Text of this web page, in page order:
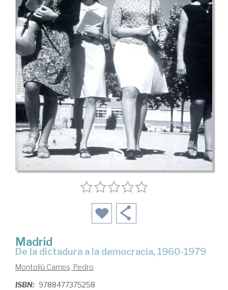
Madrid
de la dictadura a la democracia, 1960-1979
Montoliú Camps, Pedro
ISBN: 9788477375258